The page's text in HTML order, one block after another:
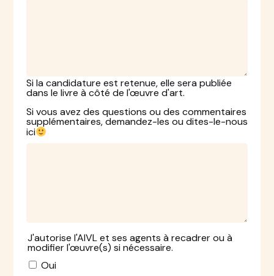
Si la candidature est retenue, elle sera publiée
dans le livre à côté de l'œuvre d'art.
Si vous avez des questions ou des commentaires
supplémentaires, demandez-les ou dites-le-nous
ici
J'autorise l'AIVL et ses agents à recadrer ou à
modifier l'œuvre(s) si nécessaire.
Oui